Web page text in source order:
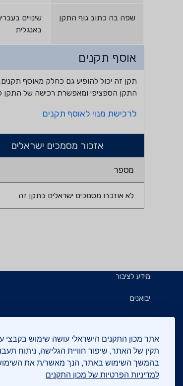
תקין של האתר, שיפור חוויית הגלישה, ניתוח
בהמשך השימוש באתר, הנך מאשר/ת את
למדיניות הפרטיות של מכון התקנים
שפה בה כתוב גוף התקן
שינויים
באנגלית
אוסף תקנים
תקן זה יכול להופיע גם כחלק מאוסף
התקן הספציפי ומאפשרת רכישה של התקן
לרכישת מנוי לאוסף תקנים
אזכור מסמכים ישראלים
מספר
לא אוזכרו מסמכים ישראלים בתקן זה
מידע לציבור
יבואנים
תו תקן
תו ירוק
יצואנים